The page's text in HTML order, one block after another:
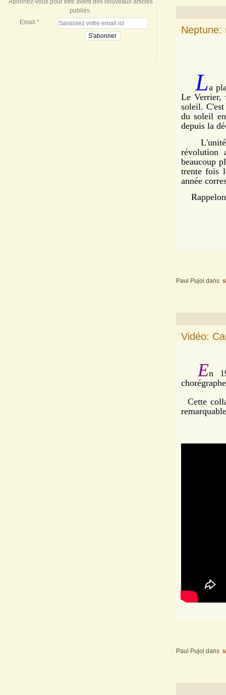
Abonnez-vous pour être averti des nouveaux articles
publiés.
Email
Neptune:
La
Le Verrier,
soleil.
du soleil
depuis la
L'unité
révolution
beaucoup
trente fois
année
Paul Pujol dans
Vidéo:
En
Cette
Paul Pujol dans